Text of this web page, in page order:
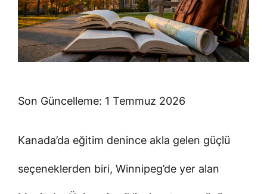
Son Güncelleme: 1 Temmuz 2026
Kanada’da eğitim denince akla gelen güçlü
seçeneklerden biri, Winnipeg’de yer alan